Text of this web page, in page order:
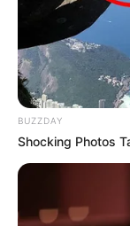
αρχηγών
Ενσωματωμένο
ΚΟΙΝΩΝΙΚΑ
YOUTUBE
BUZZDAY
Shocking Photos